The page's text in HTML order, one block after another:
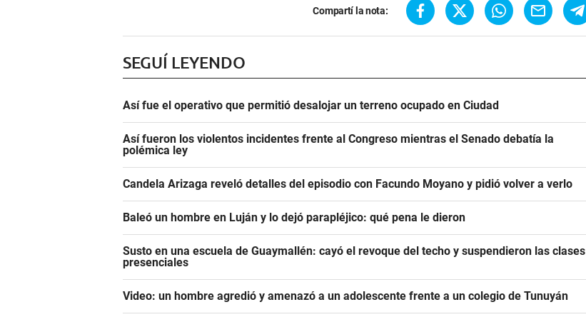
Compartí la nota:
SEGUÍ LEYENDO
Así fue el operativo que permitió desalojar un terreno ocupado en Ciudad
Así fueron los violentos incidentes frente al Congreso mientras el Senado debatía la
polémica ley
Candela Arizaga reveló detalles del episodio con Facundo Moyano y pidió volver a verlo
Baleó un hombre en Luján y lo dejó parapléjico: qué pena le dieron
Susto en una escuela de Guaymallén: cayó el revoque del techo y suspendieron las clases
presenciales
Video: un hombre agredió y amenazó a un adolescente frente a un colegio de Tunuyán